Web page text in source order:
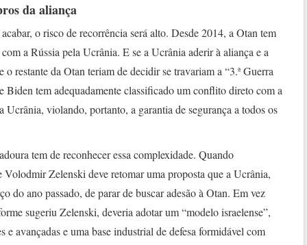
da aliança
o risco de recorrência será alto. Desde 2014, a Otan tem
a Rússia pela Ucrânia. E se a Ucrânia aderir à aliança e a
restante da Otan teriam de decidir se travariam a “3.ª Guerra
Biden tem adequadamente classificado um conflito direto com a
Ucrânia, violando, portanto, a garantia de segurança a todos os
tem de reconhecer essa complexidade. Quando
Volodmir Zelenski deve retomar uma proposta que a Ucrânia,
do ano passado, de parar de buscar adesão à Otan. Em vez
sugeriu Zelenski, deveria adotar um “modelo israelense”,
e avançadas e uma base industrial de defesa formidável com